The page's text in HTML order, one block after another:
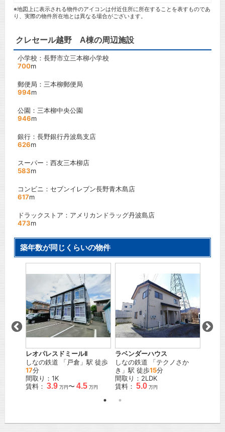
※地図上に表示される物件のアイコンは付近住所に所在することを表すものであ
り、実際の物件所在地とは異なる場合がございます。
クレセール越野 A棟の周辺施設
小学校：長野市立三本柳小学校
700m
郵便局：三本柳郵便局
994m
公園：三本柳中央公園
946m
銀行：長野銀行丹波島支店
626m
スーパー：西友三本柳店
583m
コンビニ：セブンイレブン長野青木島店
617m
ドラックストア：アメリカンドラッグ丹波島店
473m
築年数が同じくらいの物件
レオパレスドミールⅡ
しなの鉄道 「戸倉 」駅 徒歩
17分
間取り：1K
賃料： 3.9 万円〜 4.5 万円
ラベンダーハウス
しなの鉄道 「テクノさか
き 」駅 徒歩15分
間取り：2LDK
賃料： 5.0 万円